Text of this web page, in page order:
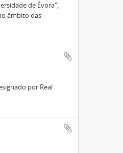
de Évora",
âmbito das
por Real